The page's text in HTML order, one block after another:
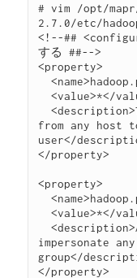
# vim /opt/
2.7.0/etc/
<!--##
する ##-->
<property>
  <name>hadoop.proxyuser.mapr.hosts</name>
  <value>*</value>
  <description>The superuser can connect
from any host
user</
</property>
<property>
  <name>hadoop.proxyuser.mapr.groups</name>
  <value>*</value>
  <description>Allow the superuser mapr to
impersonate
group</